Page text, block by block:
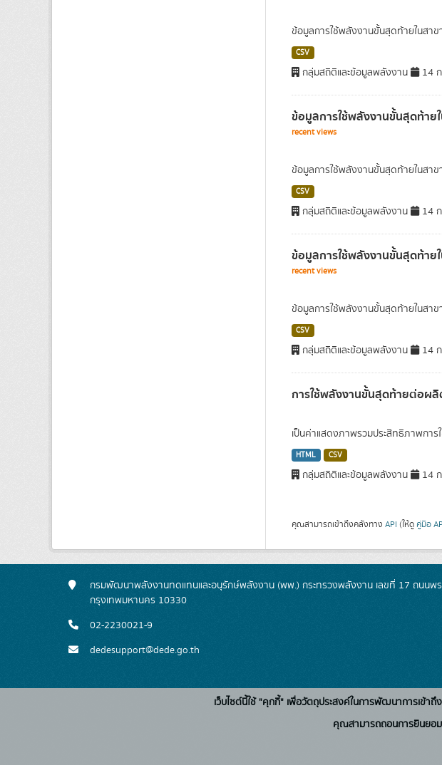
ข้อมูลการใช้พลังงานขั้นสุดท้ายในสาข
CSV
กลุ่มสถิติและข้อมูลพลังงาน 14
ข้อมูลการใช้พลังงานขั้นสุดท้าย
recent views
ข้อมูลการใช้พลังงานขั้นสุดท้ายในสาข
CSV
กลุ่มสถิติและข้อมูลพลังงาน 14
ข้อมูลการใช้พลังงานขั้นสุดท้าย
recent views
ข้อมูลการใช้พลังงานขั้นสุดท้ายในสาข
CSV
กลุ่มสถิติและข้อมูลพลังงาน 14
การใช้พลังงานขั้นสุดท้ายต่อผ
เป็นค่าแสดงภาพรวมประสิทธิภาพการ
HTML CSV
กลุ่มสถิติและข้อมูลพลังงาน 14
คุณสามารถเข้าถึงคลังทาง API (ให้ดู คู่มือ
กรมพัฒนาพลังงานทดแทนและอนุรักษ์พลังงาน (พพ.) กระทรวงพลังงาน เลขที่ 17 ถนนพร
กรุงเทพมหานคร 10330
02-2230021-9
dedesupport@dede.go.th
เว็บไซต์นี้ใช้ "คุกกี้" เพื่อวัตถุประสงค์ในการพัฒนาการเข้
คุณสามารถถอนการยินยอ